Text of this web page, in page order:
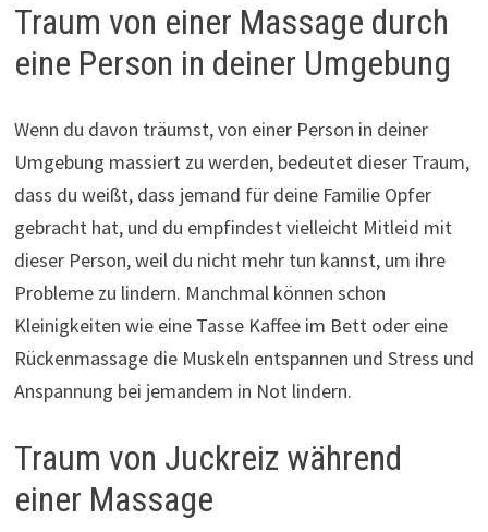
Traum von einer Massage durch
eine Person in deiner Umgebung
Wenn du davon träumst, von einer Person in deiner
Umgebung massiert zu werden, bedeutet dieser Traum,
dass du weißt, dass jemand für deine Familie Opfer
gebracht hat, und du empfindest vielleicht Mitleid mit
dieser Person, weil du nicht mehr tun kannst, um ihre
Probleme zu lindern. Manchmal können schon
Kleinigkeiten wie eine Tasse Kaffee im Bett oder eine
Rückenmassage die Muskeln entspannen und Stress und
Anspannung bei jemandem in Not lindern.
Traum von Juckreiz während
einer Massage